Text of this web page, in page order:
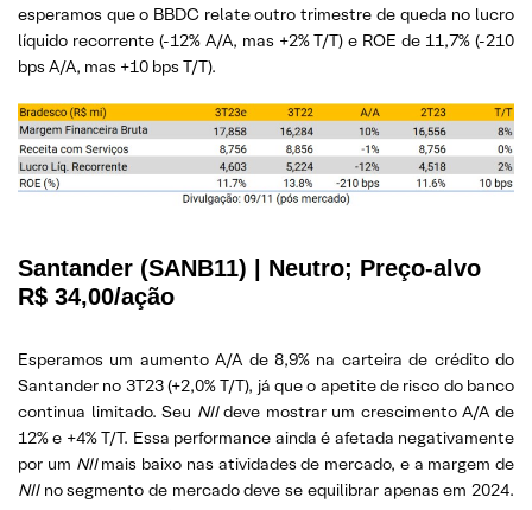
esperamos que o BBDC relate outro trimestre de queda no lucro
líquido recorrente (-12% A/A, mas +2% T/T) e ROE de 11,7% (-210
bps A/A, mas +10 bps T/T).
Santander (SANB11) | Neutro; Preço-alvo
R$ 34,00/ação
Esperamos um aumento A/A de 8,9% na carteira de crédito do
Santander no 3T23 (+2,0% T/T), já que o apetite de risco do banco
continua limitado. Seu NIIdeve mostrar um crescimento A/A de
12% e +4% T/T. Essa performance ainda é afetada negativamente
por um NIImais baixo nas atividades de mercado, e a margem de
NIIno segmento de mercado deve se equilibrar apenas em 2024.